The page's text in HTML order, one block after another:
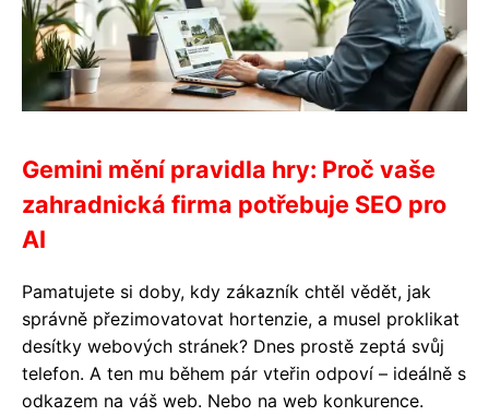
Gemini mění pravidla hry: Proč vaše
zahradnická firma potřebuje SEO pro
AI
Pamatujete si doby, kdy zákazník chtěl vědět, jak
správně přezimovatovat hortenzie, a musel proklikat
desítky webových stránek? Dnes prostě zeptá svůj
telefon. A ten mu během pár vteřin odpoví – ideálně s
odkazem na váš web. Nebo na web konkurence.